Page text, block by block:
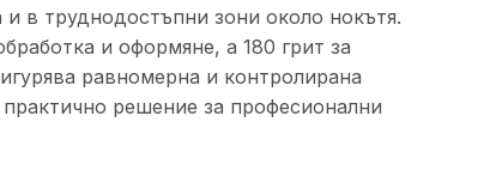
в труднодостъпни зони около нокътя.
и оформяне, а 180 грит за
равномерна и контролирана
решение за професионални